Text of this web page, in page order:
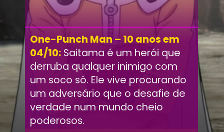
One-Punch Man – 10 anos em
04/10:Saitama é um herói que
derruba qualquer inimigo com
um soco só. Ele vive procurando
um adversário que o desafie de
verdade num mundo cheio
poderosos.